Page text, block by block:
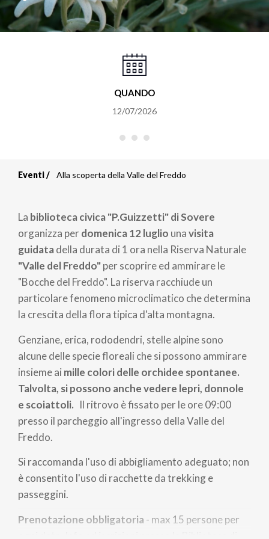
QUANDO
12/07/2026
di
pane
Eventi Alla scoperta della Valle del Freddo
La biblioteca civica "P.Guizzetti" di Sovere
organizza perdomenica 12 luglio unavisita
guidatadella durata di 1 ora nella Riserva Naturale
"Valle del Freddo"per scoprire ed ammirare le
"Bocche del Freddo". La riserva racchiude un
particolare fenomeno microclimatico che determina
la crescita della flora tipica d'alta montagna.
Genziane, erica, rododendri, stelle alpine sono
alcune delle specie floreali che si possono ammirare
insieme ai mille colori delle orchidee spontanee.
Talvolta, si possono anche vedere lepri, donnole
e scoiattoli. Il ritrovo è fissato per le ore 09:00
presso il parcheggio all'ingresso della Valle del
Freddo.
Si raccomanda l'uso di abbigliamento adeguato; non
è consentito l'uso di racchette da trekking e
passeggini.
Prenotazione obbligatoria - max 15 persone per